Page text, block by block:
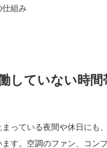
仕組み
していない時間
っている夜間や休日にも
す。空調のファン、コンプ